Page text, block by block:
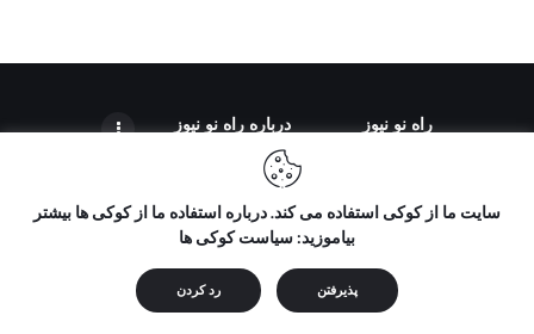
راه نو نیوز درباره راه‌ نو نیوز
تمامی حقوق مطالب برای "راه نو نیوز" محفوظ است و هرگونه کپی
برداری بدون ذکر منبع ممنوع می باشد.
سایت ما از کوکی استفاده می کند. درباره استفاده ما از کوکی ها بیشتر
بیاموزید: سیاست کوکی ها
پذیرفتن رد کردن